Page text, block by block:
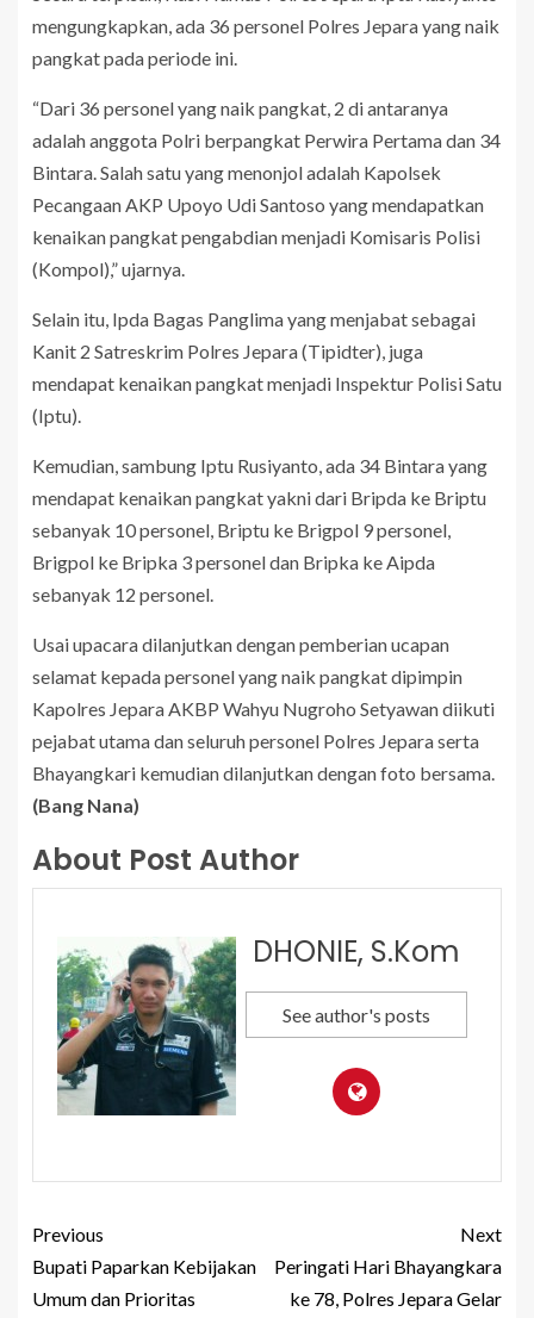
mengungkapkan, ada 36 personel Polres Jepara yang naik
pangkat pada periode ini.
“Dari 36 personel yang naik pangkat, 2 di antaranya
adalah anggota Polri berpangkat Perwira Pertama dan 34
Bintara. Salah satu yang menonjol adalah Kapolsek
Pecangaan AKP Upoyo Udi Santoso yang mendapatkan
kenaikan pangkat pengabdian menjadi Komisaris Polisi
(Kompol),” ujarnya.
Selain itu, Ipda Bagas Panglima yang menjabat sebagai
Kanit 2 Satreskrim Polres Jepara (Tipidter), juga
mendapat kenaikan pangkat menjadi Inspektur Polisi Satu
(Iptu).
Kemudian, sambung Iptu Rusiyanto, ada 34 Bintara yang
mendapat kenaikan pangkat yakni dari Bripda ke Briptu
sebanyak 10 personel, Briptu ke Brigpol 9 personel,
Brigpol ke Bripka 3 personel dan Bripka ke Aipda
sebanyak 12 personel.
Usai upacara dilanjutkan dengan pemberian ucapan
selamat kepada personel yang naik pangkat dipimpin
Kapolres Jepara AKBP Wahyu Nugroho Setyawan diikuti
pejabat utama dan seluruh personel Polres Jepara serta
Bhayangkari kemudian dilanjutkan dengan foto bersama.
(Bang Nana)
About Post Author
DHONIE, S.Kom
See author's posts
Previous
Bupati Paparkan Kebijakan
Umum dan Prioritas
Next
Peringati Hari Bhayangkara
ke 78, Polres Jepara Gelar